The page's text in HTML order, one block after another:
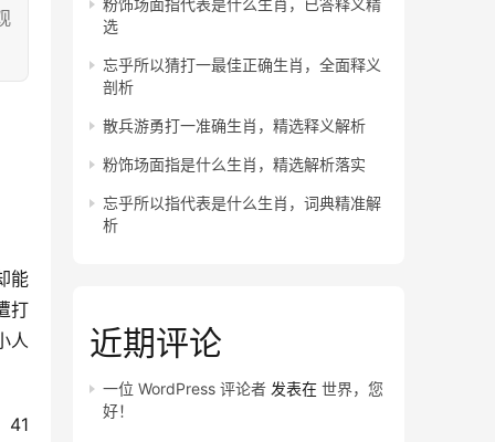
能
打
人
41
粉饰场面指代表是什么生肖，已答释义精
选
忘乎所以猜打一最佳正确生肖，全面释义
剖析
散兵游勇打一准确生肖，精选释义解析
粉饰场面指是什么生肖，精选解析落实
忘乎所以指代表是什么生肖，词典精准解
析
近期评论
一位 WordPress 评论者 发表在 世界，您
好！